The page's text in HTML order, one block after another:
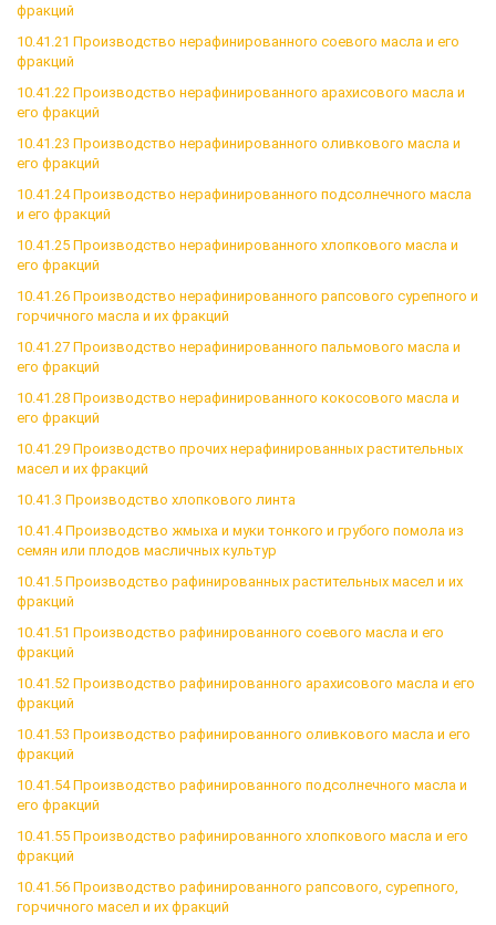
фракций
10.41.21 Производство нерафинированного соевого масла и его
фракций
10.41.22 Производство нерафинированного арахисового масла и
его фракций
10.41.23 Производство нерафинированного оливкового масла и
его фракций
10.41.24 Производство нерафинированного подсолнечного масла
и его фракций
10.41.25 Производство нерафинированного хлопкового масла и
его фракций
10.41.26 Производство нерафинированного рапсового сурепного и
горчичного масла и их фракций
10.41.27 Производство нерафинированного пальмового масла и
его фракций
10.41.28 Производство нерафинированного кокосового масла и
его фракций
10.41.29 Производство прочих нерафинированных растительных
масел и их фракций
10.41.3 Производство хлопкового линта
10.41.4 Производство жмыха и муки тонкого и грубого помола из
семян или плодов масличных культур
10.41.5 Производство рафинированных растительных масел и их
фракций
10.41.51 Производство рафинированного соевого масла и его
фракций
10.41.52 Производство рафинированного арахисового масла и его
фракций
10.41.53 Производство рафинированного оливкового масла и его
фракций
10.41.54 Производство рафинированного подсолнечного масла и
его фракций
10.41.55 Производство рафинированного хлопкового масла и его
фракций
10.41.56 Производство рафинированного рапсового, сурепного,
горчичного масел и их фракций